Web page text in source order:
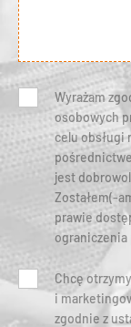
Wyrażam
osobowych
celu obsługi
jest
Zostałem(-
prawie
ograniczenia
Chcę
i
zgodnie z